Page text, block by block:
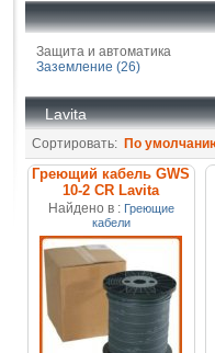
Защита и автоматика
Заземление (26)
Lavita
Сортировать: По
Греющий кабель GWS
10-2 CR Lavita
Найдено в : Греющие
кабели